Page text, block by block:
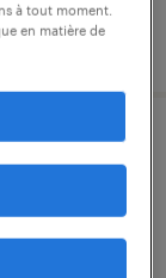
à tout moment.
en matière de